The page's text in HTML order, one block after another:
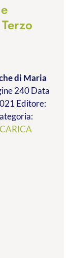
di Maria
240 Data
Editore: